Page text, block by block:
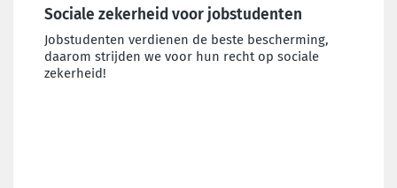
Sociale zekerheid voor jobstudenten
Jobstudenten verdienen de beste bescherming,
daarom strijden we voor hun recht op sociale
zekerheid!